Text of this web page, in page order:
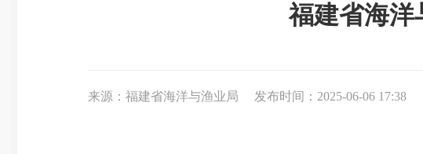
福建省海洋
来源：福建省海洋与渔业局 发布时间：2025-06-06 17:38